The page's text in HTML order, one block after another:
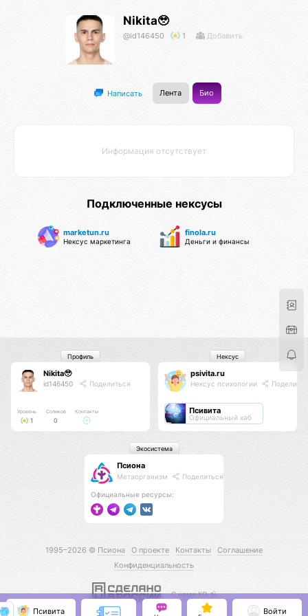
Nikita🥹
@id146450 1 Добавить
Написать Лента Био
Информация отсутствует
Подключенные нексусы
marketun.ru
Нексус маркетинга
finola.ru
Деньги и финансы
Nikita🥹
id146450 Поделиться
Уровень
1
Соликов
0
Контакты
Профиль
psivita.ru
Нексус психологии
Псивита
Официальный хаб
Нексус
Псиона
Метаорганизм Поделиться
Официальные ресурсы:
Экосистема
1995–2026 © Псиона О проекте Контакты
Соглашение
Конфиденциальность
С нами КО 🕉️
Псивита Войти